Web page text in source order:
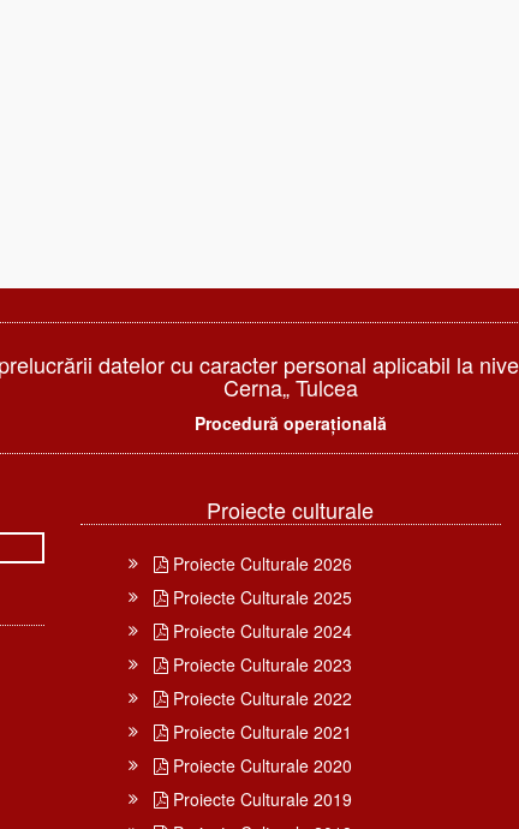
datelor cu caracter personal aplicabil la
Cerna„ Tulcea
Procedură operațională
Proiecte culturale
Proiecte Culturale 2026
Proiecte Culturale 2025
Proiecte Culturale 2024
Proiecte Culturale 2023
Proiecte Culturale 2022
Proiecte Culturale 2021
Proiecte Culturale 2020
Proiecte Culturale 2019